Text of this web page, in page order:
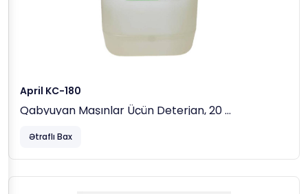
April KC-180
Qabyuyan Maşınlar Üçün Deterjan, 20 Lt
Ətraflı Bax